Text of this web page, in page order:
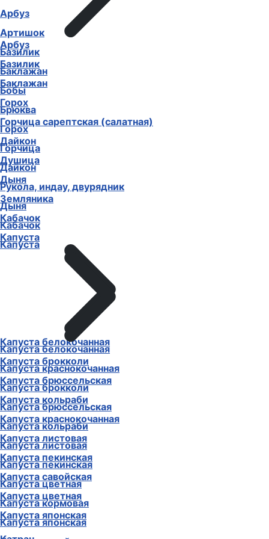
Арбуз
Базилик
Баклажан
Горох
Горчица сарептская (салатная)
Дайкон
Душица
Дыня
Земляника
Кабачок
Капуста
Капуста белокочанная
Капуста брокколи
Капуста брюссельская
Капуста кольраби
Капуста краснокочанная
Капуста листовая
Капуста пекинская
Капуста савойская
Капуста цветная
Капуста японская
Арбуз
Артишок
Базилик
Баклажан
Бобы
Брюква
Горох
Горчица
Дайкон
Рукола, индау, двурядник
Дыня
Кабачок
Капуста
Капуста белокочанная
Капуста краснокочанная
Капуста брокколи
Капуста брюссельская
Капуста кольраби
Капуста листовая
Капуста пекинская
Капуста цветная
Капуста кормовая
Капуста японская